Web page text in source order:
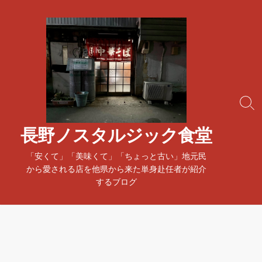
長野ノスタルジック食堂
「安くて」「美味くて」「ちょっと古い」地元民
から愛される店を他県から来た単身赴任者が紹介
するブログ
検